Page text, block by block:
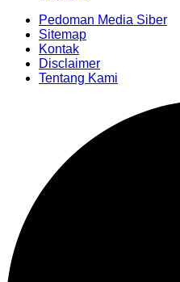
Pedoman Media Siber
Sitemap
Kontak
Disclaimer
Tentang Kami